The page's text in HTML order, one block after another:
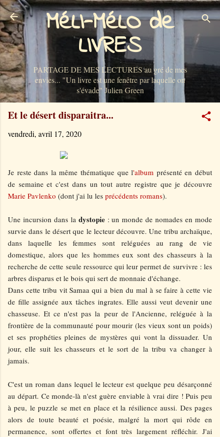
Accéder au contenu principal
MéLI-MéLO de
LIVRES
PARTAGE DE MES LECTURES au gré de mes
envies... "Un livre est une fenêtre par laquelle on
s'évade" Julien Green
Et le désert disparaitra...
vendredi, avril 17, 2020
Je reste dans la même thématique que l'album présenté en début
de semaine et c'est dans un tout autre registre que je découvre
Marie Pavlenko (dont j'ai lu les précédents romans).
Une incursion dans la dystopie: un monde de nomades en mode
survie dans le désert que le lecteur découvre. Une tribu archaïque,
dans laquelle les femmes sont reléguées au rang de vie
domestique, alors que les hommes eux sont des chasseurs à la
recherche de cette seule ressource qui leur permet de survivre : les
arbres disparus et le bois qui sert de monnaie d'échange.
Dans cette tribu vit Samaa qui a bien du mal à se faire à cette vie
de fille assignée aux tâches ingrates. Elle aussi veut devenir une
chasseuse. Et ce n'est pas la peur de l'Ancienne, reléguée à la
frontière de la communauté pour mourir (les vieux sont un poids)
et ses prophéties pleines de mystères qui vont la dissuader. Un
jour, elle suit les chasseurs et le sort de la tribu va changer à
jamais.
C'est un roman dans lequel le lecteur est quelque peu désarçonné
au départ. Ce monde-là n'est guère enviable à vrai dire ! Puis peu
à peu, le puzzle se met en place et la résilience aussi. Des pages
alors de toute beauté et poésie, malgré la mort qui rôde en
permanence, sont offertes et font très largement réfléchir. J'ai